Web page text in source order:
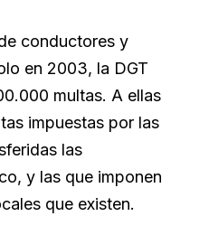
conductores y
en 2003, la DGT
multas. A ellas
impuestas por las
las
y las que imponen
que existen.